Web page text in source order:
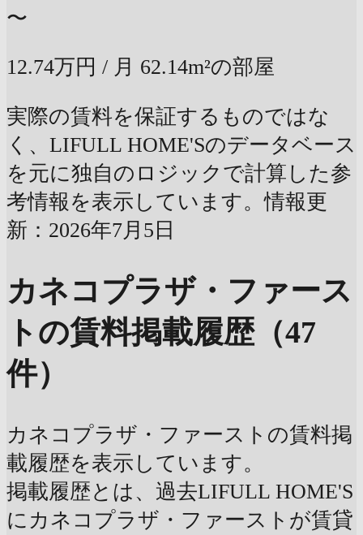
〜
12.74万円 / 月 62.14m²の部屋
実際の賃料を保証するものではな
く、LIFULL HOME'Sのデータベース
を元に独自のロジックで計算した参
考情報を表示しています。情報更
新：2026年7月5日
カネコプラザ・ファース
トの賃料掲載履歴（47
件）
カネコプラザ・ファーストの賃料掲
載履歴を表示しています。
掲載履歴とは、過去LIFULL HOME'S
にカネコプラザ・ファーストが賃貸